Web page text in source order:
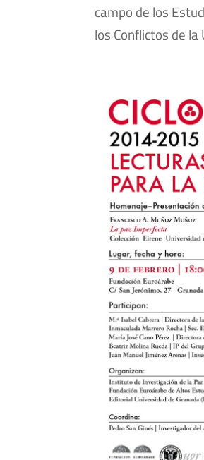
campo de los
los Conflictos de